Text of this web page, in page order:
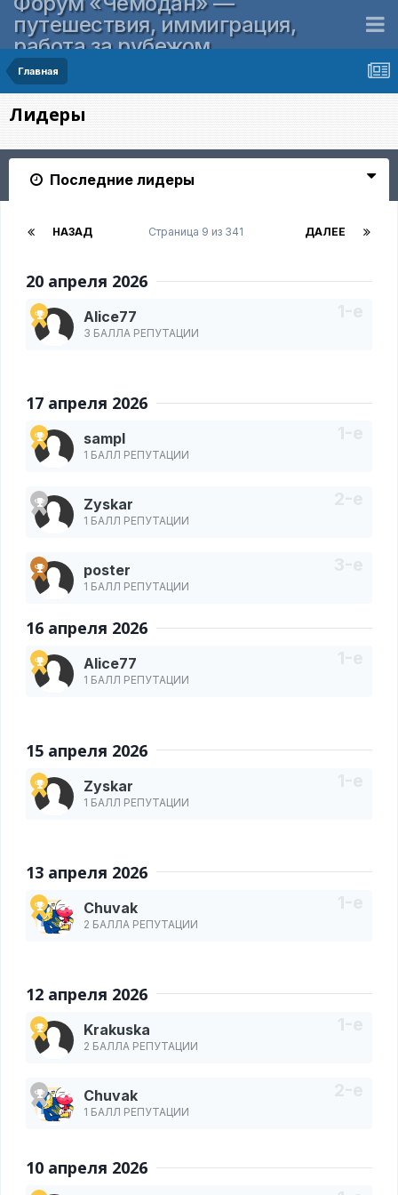
путешествия, иммиграция,
работа за рубежом
Главная
Лидеры
Последние лидеры
НАЗАД ДАЛЕЕ
Страница 9 из 341
20 апреля 2026
Alice77
3 БАЛЛА РЕПУТАЦИИ
17 апреля 2026
sampl
1 БАЛЛ РЕПУТАЦИИ
Zyskar
1 БАЛЛ РЕПУТАЦИИ
poster
1 БАЛЛ РЕПУТАЦИИ
16 апреля 2026
Alice77
1 БАЛЛ РЕПУТАЦИИ
15 апреля 2026
Zyskar
1 БАЛЛ РЕПУТАЦИИ
13 апреля 2026
Chuvak
2 БАЛЛА РЕПУТАЦИИ
12 апреля 2026
Krakuska
2 БАЛЛА РЕПУТАЦИИ
Chuvak
1 БАЛЛ РЕПУТАЦИИ
10 апреля 2026